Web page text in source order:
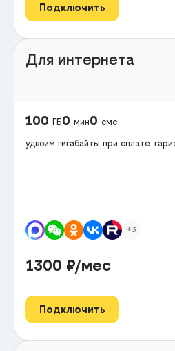
Подключить
Для интернета
100 ГБ0 мин0 смс
удвоим гигабайты при оплате
+3
1300 ₽/мес
Подключить